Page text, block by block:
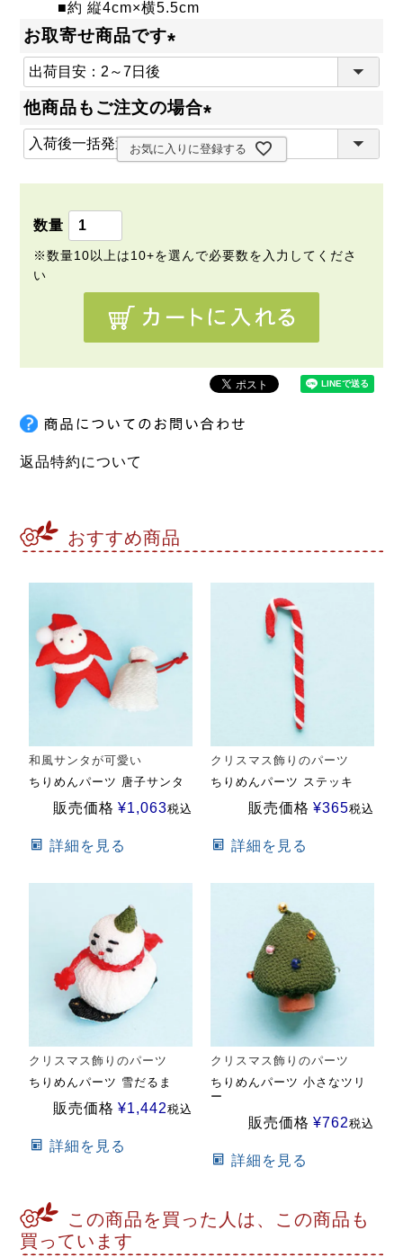
■約 縦4cm×横5.5cm
お取寄せ商品です
必
)
他商品もご注文の場合
(
お気に入りに登録する
返品特約について
おすすめ商品
和風サンタが可愛い
ちりめんパーツ 唐子サンタ
販売価格 ¥1,063税込
詳細を見る
クリスマス飾りのパーツ
ちりめんパーツ ステッキ
販売価格 ¥365税込
詳細を見る
クリスマス飾りのパーツ
ちりめんパーツ 雪だるま
販売価格 ¥1,442税込
詳細を見る
クリスマス飾りのパーツ
ちりめんパーツ 小さなツリ
ー
販売価格 ¥762税込
詳細を見る
この商品を買った人は、この商品も
買っています